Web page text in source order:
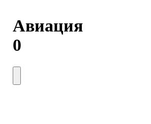
Авиация
0